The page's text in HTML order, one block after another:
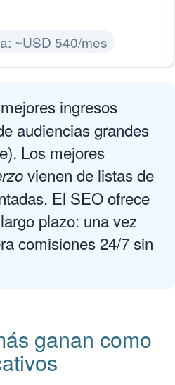
~USD 540/mes
ingresos
audiencias grandes
Los mejores
vienen de listas de
El SEO ofrece
plazo: una vez
comisiones 24/7 sin
ganan como